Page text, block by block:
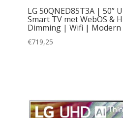
LG 50QNED85T3A | 50”
Smart TV met WebOS &
Dimming | Wifi | Modern
€719,25